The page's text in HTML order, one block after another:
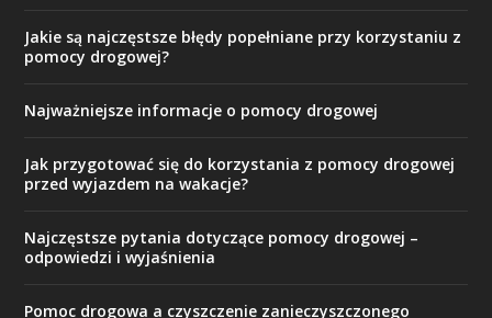
Jakie są najczęstsze błędy popełniane przy korzystaniu z
pomocy drogowej?
Najważniejsze informacje o pomocy drogowej
Jak przygotować się do korzystania z pomocy drogowej
przed wyjazdem na wakacje?
Najczęstsze pytania dotyczące pomocy drogowej –
odpowiedzi i wyjaśnienia
Pomoc drogowa a czyszczenie zanieczyszczonego